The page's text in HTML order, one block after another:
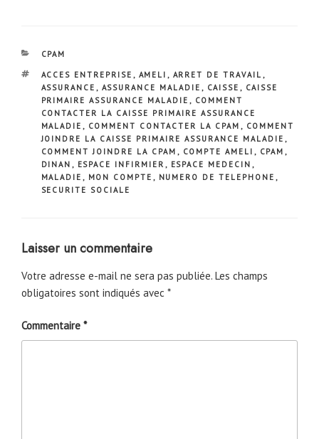
CATÉGORIES
CPAM
ÉTIQUETTES
ACCES ENTREPRISE , AMELI , ARRET DE TRAVAIL ,
ASSURANCE , ASSURANCE MALADIE , CAISSE , CAISSE
PRIMAIRE ASSURANCE MALADIE , COMMENT
CONTACTER LA CAISSE PRIMAIRE ASSURANCE
MALADIE , COMMENT CONTACTER LA CPAM , COMMENT
JOINDRE LA CAISSE PRIMAIRE ASSURANCE MALADIE ,
COMMENT JOINDRE LA CPAM , COMPTE AMELI , CPAM ,
DINAN , ESPACE INFIRMIER , ESPACE MEDECIN ,
MALADIE , MON COMPTE , NUMERO DE TELEPHONE ,
SECURITE SOCIALE
Laisser un commentaire
Votre adresse e-mail ne sera pas publiée. Les champs
obligatoires sont indiqués avec *
Commentaire *